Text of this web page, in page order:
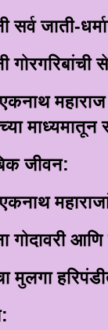
सर्व जाती-
महाराज
जीवन:
गोदावरी
मुलगा